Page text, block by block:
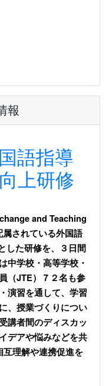
報
語指導
上研修
and Teaching
されている外国語
した研修を、３日間
中学校・高等学校・
（JTE）７２名も参
演習を通して、 学習
、 授業づくりについ
講者間のディスカッ
デアや悩みなどを共
理解や連携促進を